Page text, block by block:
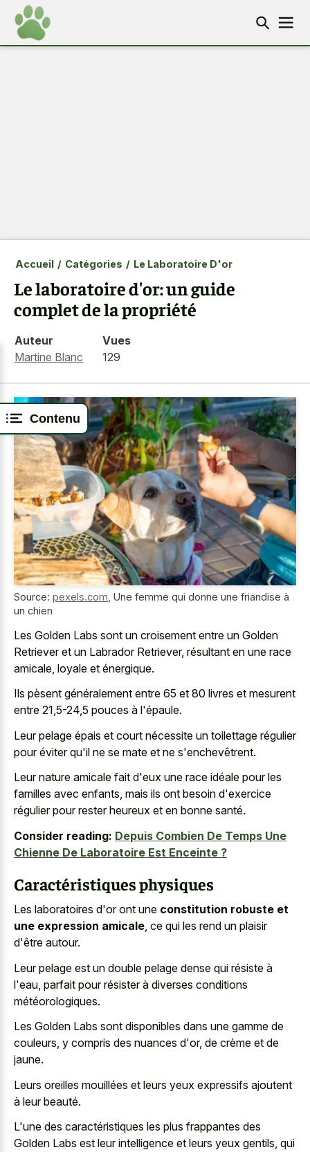
Contenu
Accueil / Catégories / Le Laboratoire D'or
Le laboratoire d'or: un guide
complet de la propriété
Auteur
Martine Blanc
Vues
129
Source: pexels.com Une femme qui donne une friandise à
un chien
Les Golden Labs sont un croisement entre un Golden
Retriever et un Labrador Retriever, résultant en une race
amicale, loyale et énergique.
Ils pèsent généralement entre 65 et 80 livres et mesurent
entre 21,5-24,5 pouces à l'épaule.
Leur pelage épais et court nécessite un toilettage régulier
pour éviter qu'il ne se mate et ne s'enchevêtrent.
Leur nature amicale fait d'eux une race idéale pour les
familles avec enfants, mais ils ont besoin d'exercice
régulier pour rester heureux et en bonne santé.
Consider reading: Depuis Combien De Temps Une
Chienne De Laboratoire Est Enceinte ?
Caractéristiques physiques
Les laboratoires d'or ont une constitution robuste et
une expression amicale, ce qui les rend un plaisir
d'être autour.
Leur pelage est un double pelage dense qui résiste à
l'eau, parfait pour résister à diverses conditions
météorologiques.
Les Golden Labs sont disponibles dans une gamme de
couleurs, y compris des nuances d'or, de crème et de
jaune.
Leurs oreilles mouillées et leurs yeux expressifs ajoutent
à leur beauté.
L'une des caractéristiques les plus frappantes des
Golden Labs est leur intelligence et leurs yeux gentils, qui